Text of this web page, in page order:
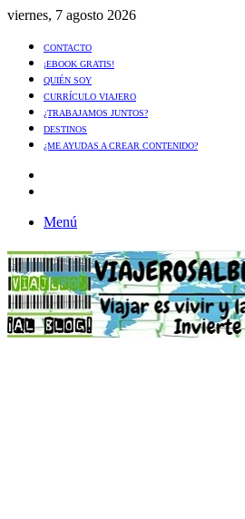
viernes, 7 agosto 2026
CONTACTO
¡EBOOK GRATIS!
QUIÉN SOY
CURRÍCULO VIAJERO
¿TRABAJAMOS JUNTOS?
DESTINOS
¿ME AYUDAS A CREAR CONTENIDO?
Menú